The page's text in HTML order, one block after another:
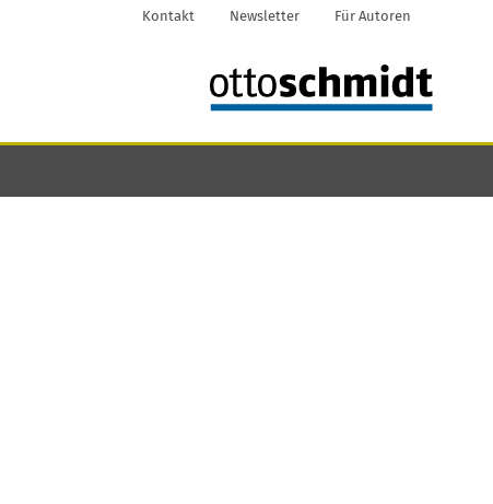
Kontakt Newsletter Für Autoren